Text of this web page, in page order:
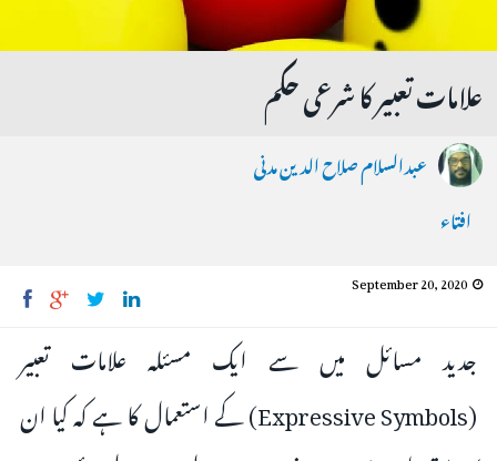
علامات تعبیر کا شرعی حکم
عبدالسلام صلاح الدین مدنی
افتاء
September 20, 2020
جدید مسائل میں سے ایک مسئلہ علامات تعبیر
(Expressive Symbols) کے استعمال کا ہے کہ کیا ان